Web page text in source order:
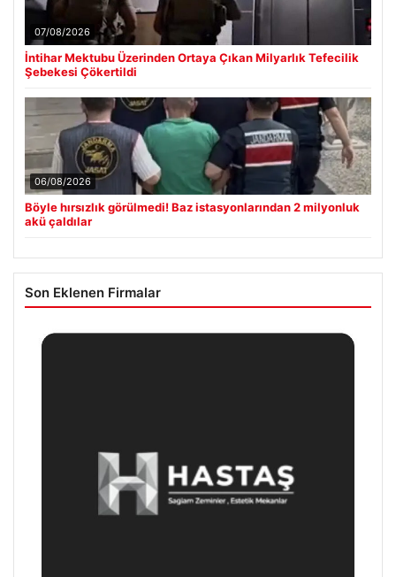
07/08/2026
İntihar Mektubu Üzerinden Ortaya Çıkan Milyarlık Tefecilik
Şebekesi Çökertildi
06/08/2026
Böyle hırsızlık görülmedi! Baz istasyonlarından 2 milyonluk
akü çaldılar
Son Eklenen Firmalar